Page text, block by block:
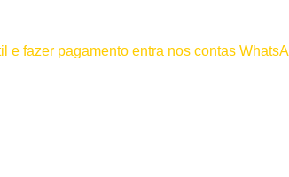
e fazer pagamento entra nos contas